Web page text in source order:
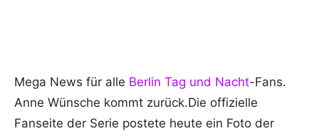
Mega News für alle Berlin Tag und Nacht-Fans.
Anne Wünsche kommt zurück.Die offizielle
Fanseite der Serie postete heute ein Foto der